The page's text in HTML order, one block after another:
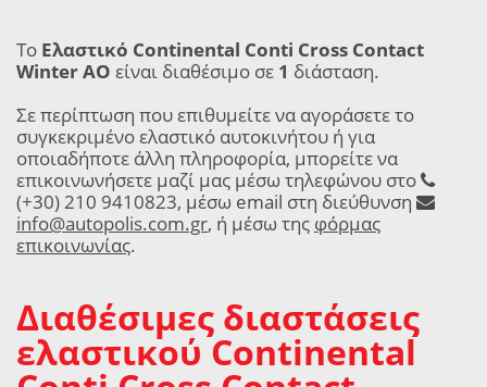
Το Ελαστικό Continental Conti Cross Contact
Winter AO είναι διαθέσιμο σε 1 διάσταση.
Σε περίπτωση που επιθυμείτε να αγοράσετε το
συγκεκριμένο ελαστικό αυτοκινήτου ή για
οποιαδήποτε άλλη πληροφορία, μπορείτε να
επικοινωνήσετε μαζί μας μέσω τηλεφώνου στο
(+30) 210 9410823, μέσω email στη διεύθυνση
info@autopolis.com.gr, ή μέσω της φόρμας
επικοινωνίας.
Διαθέσιμες διαστάσεις
ελαστικού Continental